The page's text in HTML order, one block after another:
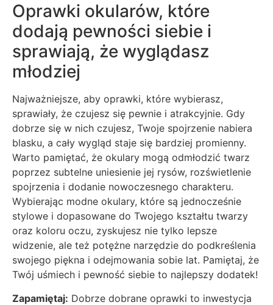
Oprawki okularów, które
dodają pewności siebie i
sprawiają, że wyglądasz
młodziej
Najważniejsze, aby oprawki, które wybierasz,
sprawiały, że czujesz się pewnie i atrakcyjnie. Gdy
dobrze się w nich czujesz, Twoje spojrzenie nabiera
blasku, a cały wygląd staje się bardziej promienny.
Warto pamiętać, że okulary mogą odmłodzić twarz
poprzez subtelne uniesienie jej rysów, rozświetlenie
spojrzenia i dodanie nowoczesnego charakteru.
Wybierając modne okulary, które są jednocześnie
stylowe i dopasowane do Twojego kształtu twarzy
oraz koloru oczu, zyskujesz nie tylko lepsze
widzenie, ale też potężne narzędzie do podkreślenia
swojego piękna i odejmowania sobie lat. Pamiętaj, że
Twój uśmiech i pewność siebie to najlepszy dodatek!
Zapamiętaj: Dobrze dobrane oprawki to inwestycja